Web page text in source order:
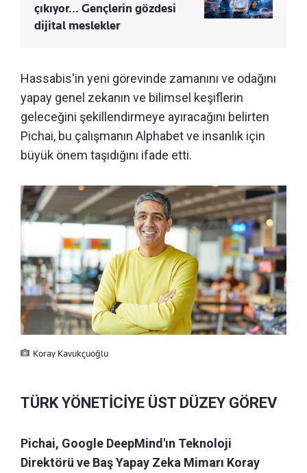
çıkıyor... Gençlerin gözdesi
dijital meslekler
Hassabis'in yeni görevinde zamanını ve odağını
yapay genel zekanın ve bilimsel keşiflerin
geleceğini şekillendirmeye ayıracağını belirten
Pichai, bu çalışmanın Alphabet ve insanlık için
büyük önem taşıdığını ifade etti.
Koray Kavukçuoğlu
TÜRK YÖNETİCİYE ÜST DÜZEY GÖREV
Pichai, Google DeepMind'ın Teknoloji
Direktörü ve Baş Yapay Zeka Mimarı Koray